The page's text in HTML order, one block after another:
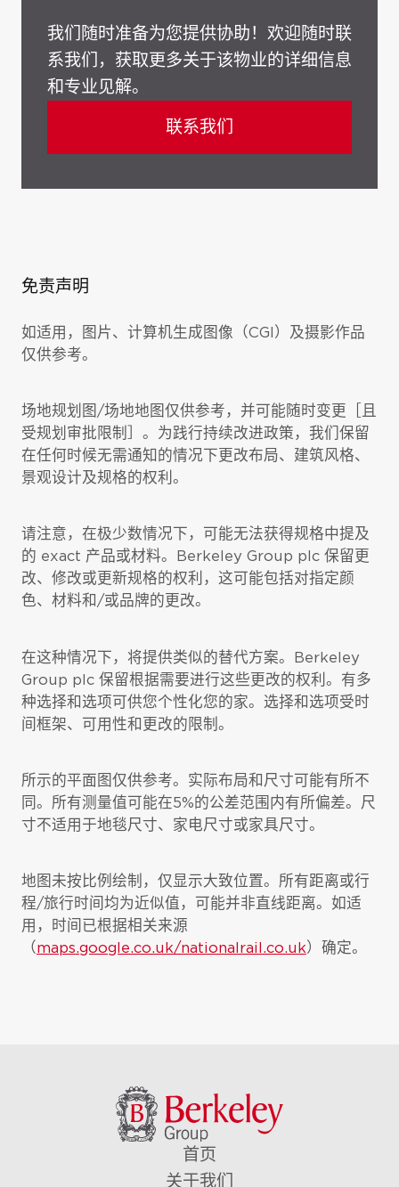
我们随时准备为您提供协助！欢迎随时联
系我们，获取更多关于该物业的详细信息
和专业见解。
联系我们
免责声明
如适用，图片、计算机生成图像（CGI）及摄影作品
仅供参考。
场地规划图/场地地图仅供参考，并可能随时变更［且
受规划审批限制］。为践行持续改进政策，我们保留
在任何时候无需通知的情况下更改布局、建筑风格、
景观设计及规格的权利。
请注意，在极少数情况下，可能无法获得规格中提及
的 exact 产品或材料。Berkeley Group plc 保留更
改、修改或更新规格的权利，这可能包括对指定颜
色、材料和/或品牌的更改。
在这种情况下，将提供类似的替代方案。Berkeley
Group plc 保留根据需要进行这些更改的权利。有多
种选择和选项可供您个性化您的家。选择和选项受时
间框架、可用性和更改的限制。
所示的平面图仅供参考。实际布局和尺寸可能有所不
同。所有测量值可能在5%的公差范围内有所偏差。尺
寸不适用于地毯尺寸、家电尺寸或家具尺寸。
地图未按比例绘制，仅显示大致位置。所有距离或行
程/旅行时间均为近似值，可能并非直线距离。如适
用，时间已根据相关来源
（maps.google.co.uk/nationalrail.co.uk）确定。
首页
关于我们